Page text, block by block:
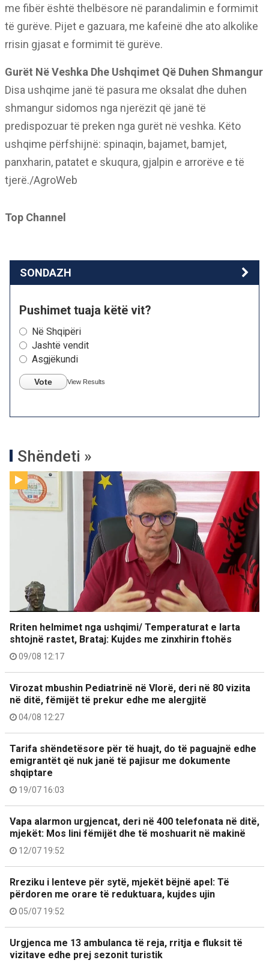
me fibër është thelbësore në parandalimin e formimit
të gurëve. Pijet e gazuara, me kafeinë dhe ato alkolike
rrisin gjasat e formimit të gurëve.
Gurët Në Veshka Dhe Ushqimet Që Duhen Shmangur
Disa ushqime janë të pasura me oksalat dhe duhen
shmangur sidomos nga njerëzit që janë të
predispozuar të preken nga gurët në veshka. Këto
ushqime përfshijnë: spinaqin, bajamet, bamjet,
panxharin, patatet e skuqura, gjalpin e arrorëve e të
tjerë./AgroWeb
Top Channel
SONDAZH
Pushimet tuaja këtë vit?
Në Shqipëri
Jashtë vendit
Asgjëkundi
Vote View Results
Shëndeti »
Rriten helmimet nga ushqimi/ Temperaturat e larta
shtojnë rastet, Brataj: Kujdes me zinxhirin ftohës
09/08 12:17
Virozat mbushin Pediatrinë në Vlorë, deri në 80 vizita
në ditë, fëmijët të prekur edhe me alergjitë
04/08 12:27
Tarifa shëndetësore për të huajt, do të paguajnë edhe
emigrantët që nuk janë të pajisur me dokumente
shqiptare
19/07 16:03
Vapa alarmon urgjencat, deri në 400 telefonata në ditë,
mjekët: Mos lini fëmijët dhe të moshuarit në makinë
12/07 19:52
Rreziku i lenteve për sytë, mjekët bëjnë apel: Të
përdoren me orare të reduktuara, kujdes ujin
05/07 19:52
Urgjenca me 13 ambulanca të reja, rritja e fluksit të
vizitave edhe prej sezonit turistik